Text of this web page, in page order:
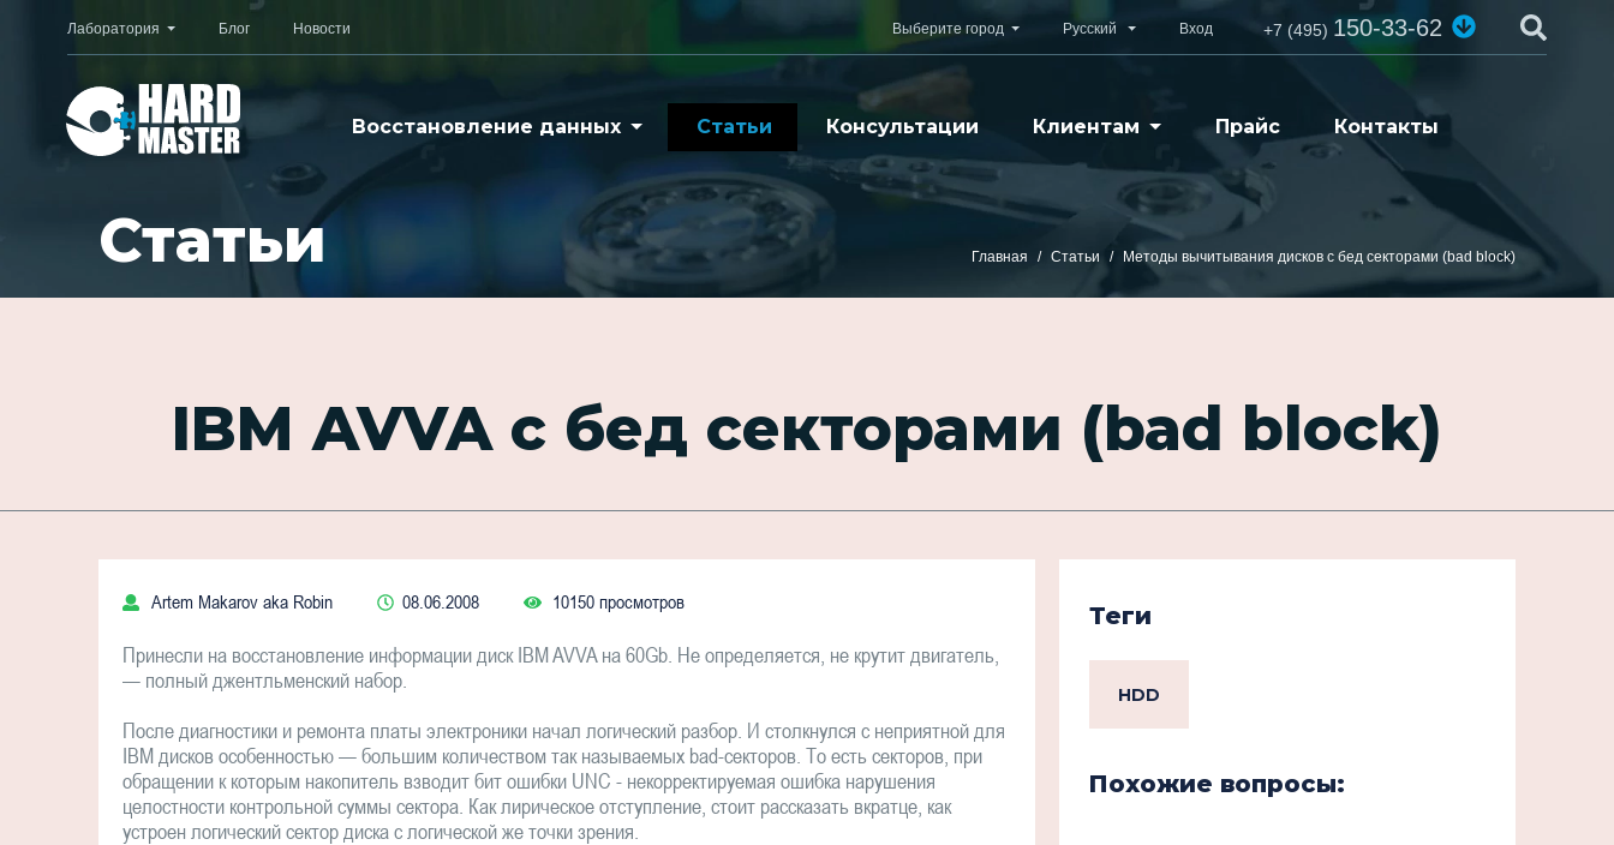
Восстановление данных Статьи Консультации Клиентам Прайс Контакты
Лаборатория Блог Новости Выберите город Русский Вход +7 (495)150-33-62
Статьи Главная Статьи Методы вычитывания дисков с бед секторами (bad block)
IBM AVVA с бед секторами (bad block)
Artem Makarov aka Robin 08.06.2008 10150 просмотров
Принесли на восстановление информации диск IBM AVVA на 60Gb. Не определяется, не крутит двигатель,
— полный джентльменский набор.
После диагностики и ремонта платы электроники начал логический разбор. И столкнулся с неприятной для
IBM дисков особенностью — большим количеством так называемых bad-секторов. То есть секторов, при
обращении к которым накопитель взводит бит ошибки UNC - некорректируемая ошибка нарушения
целостности контрольной суммы сектора. Как лирическое отступление, стоит рассказать вкратце, как
устроен логический сектор диска с логической же точки зрения.
Теги
HDD
Похожие вопросы: